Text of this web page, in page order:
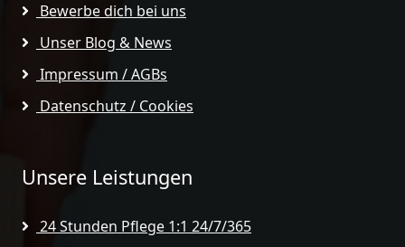
Bewerbe dich bei uns
Unser Blog & News
Impressum / AGBs
Datenschutz / Cookies
Unsere Leistungen
24 Stunden Pflege 1:1 24/7/365